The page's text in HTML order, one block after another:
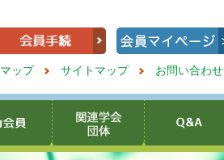
ップ サイトマップ お問い合わせ